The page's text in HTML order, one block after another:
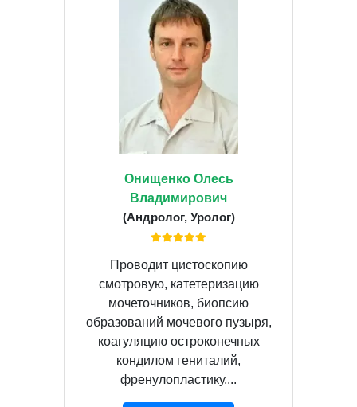
Онищенко Олесь
Владимирович
(Андролог, Уролог)
Проводит цистоскопию
смотровую, катетеризацию
мочеточников, биопсию
образований мочевого пузыря,
коагуляцию остроконечных
кондилом гениталий,
френулопластику,...